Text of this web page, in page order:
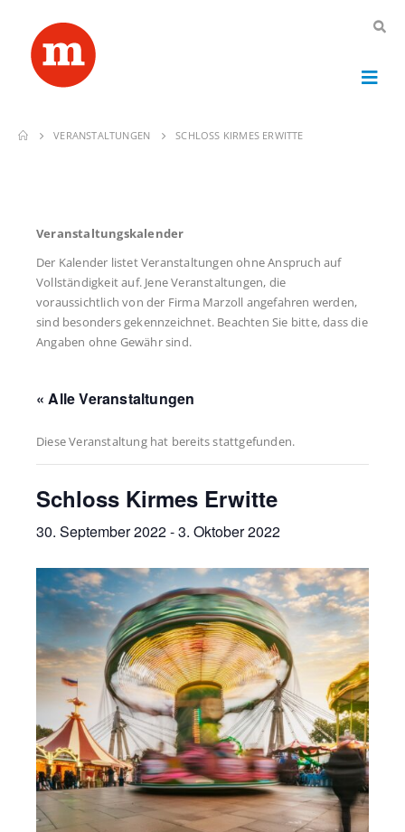
VERANSTALTUNGEN SCHLOSS KIRMES ERWITTE
Veranstaltungskalender
Der Kalender listet Veranstaltungen ohne Anspruch auf
Vollständigkeit auf. Jene Veranstaltungen, die
voraussichtlich von der Firma Marzoll angefahren werden,
sind besonders gekennzeichnet. Beachten Sie bitte, dass die
Angaben ohne Gewähr sind.
« Alle Veranstaltungen
Diese Veranstaltung hat bereits stattgefunden.
Schloss Kirmes Erwitte
30. September 2022-3. Oktober 2022